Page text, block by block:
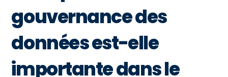
gouvernance des
données est-elle
importante dans le